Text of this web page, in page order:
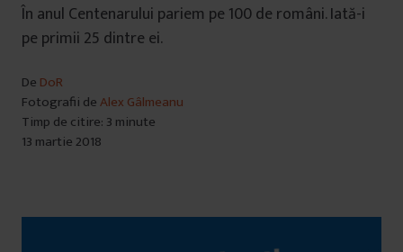
În anul Centenarului pariem pe 100 de români. Iată-i
pe primii 25 dintre ei.
De DoR
Fotografii deAlex Gâlmeanu
Timp de citire: 3 minute
13 martie 2018